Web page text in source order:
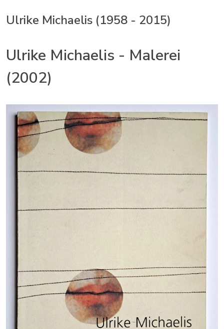
Ulrike Michaelis (1958 - 2015)
Ulrike Michaelis - Malerei
(2002)